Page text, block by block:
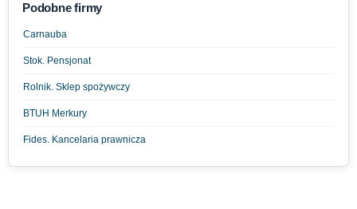
Podobne firmy
Carnauba
Stok. Pensjonat
Rolnik. Sklep spożywczy
BTUH Merkury
Fides. Kancelaria prawnicza